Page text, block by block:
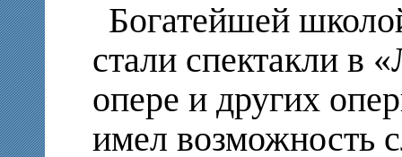
Богатейшей
стали спектакли в
опере и других
имел возможность